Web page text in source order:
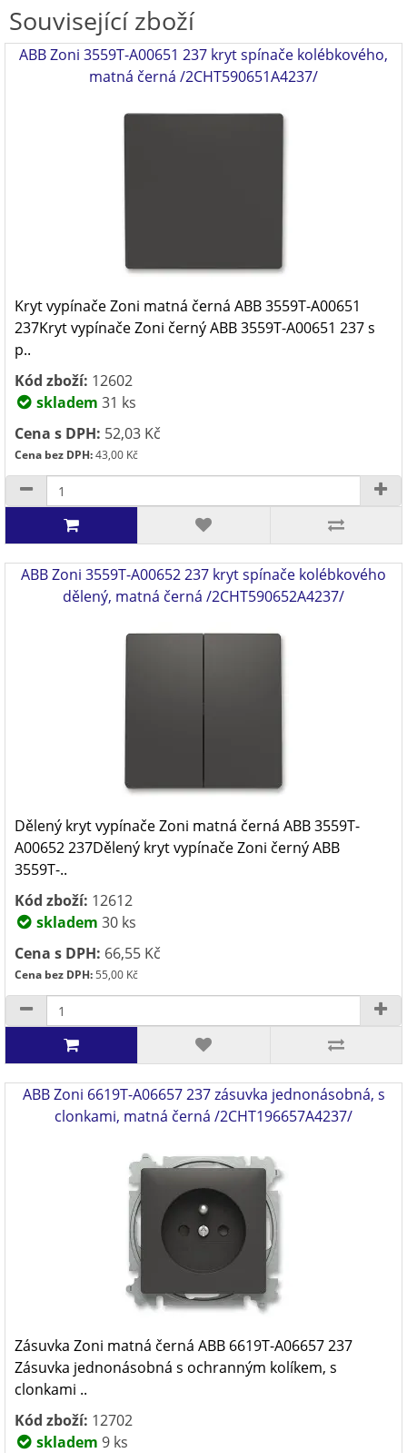
Související zboží
ABB Zoni 3559T-A00651 237 kryt spínače kolébkového,
matná černá /2CHT590651A4237/
Kryt vypínače Zoni matná černá ABB 3559T-A00651
237Kryt vypínače Zoni černý ABB 3559T-A00651 237 s
p..
Kód zboží: 12602
skladem 31 ks
Cena s DPH: 52,03 Kč
Cena bez DPH:43,00 Kč
ABB Zoni 3559T-A00652 237 kryt spínače kolébkového
dělený, matná černá /2CHT590652A4237/
Dělený kryt vypínače Zoni matná černá ABB 3559T-
A00652 237Dělený kryt vypínače Zoni černý ABB
3559T-..
Kód zboží: 12612
skladem 30 ks
Cena s DPH: 66,55 Kč
Cena bez DPH:55,00 Kč
ABB Zoni 6619T-A06657 237 zásuvka jednonásobná, s
clonkami, matná černá /2CHT196657A4237/
Zásuvka Zoni matná černá ABB 6619T-A06657 237
Zásuvka jednonásobná s ochranným kolíkem, s
clonkami ..
Kód zboží: 12702
skladem 9 ks